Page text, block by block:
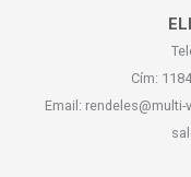
Cím:
Email: